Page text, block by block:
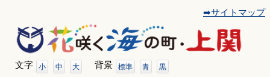
➡サイトマップ
文字 小 中 大 背景 標準 青 黒